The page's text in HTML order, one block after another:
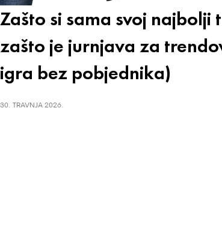
Zašto si sama svoj najbolji
zašto je jurnjava za
igra bez pobjednika)
30. TRAVNJA 2026.